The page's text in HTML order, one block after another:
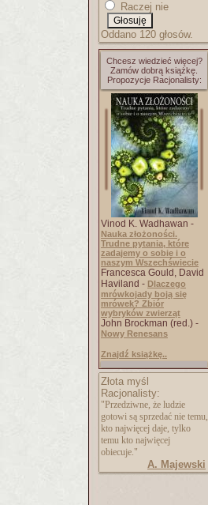
Raczej nie
Oddano 120 głosów.
Chcesz wiedzieć więcej?
Zamów dobrą książkę.
Propozycje Racjonalisty:
Vinod K. Wadhawan -
Nauka złożoności.
Trudne pytania, które
zadajemy o sobie i o
naszym Wszechświecie
Francesca Gould, David
Haviland - Dlaczego
mrówkojady boją się
mrówek? Zbiór
wybryków zwierząt
John Brockman (red.) -
Nowy Renesans
Znajdź książkę..
Złota myśl
Racjonalisty:
"Przedziwne, że ludzie
gotowi są sprzedać nie temu,
kto najwięcej daje, tylko
temu kto najwięcej
obiecuje."
A. Majewski